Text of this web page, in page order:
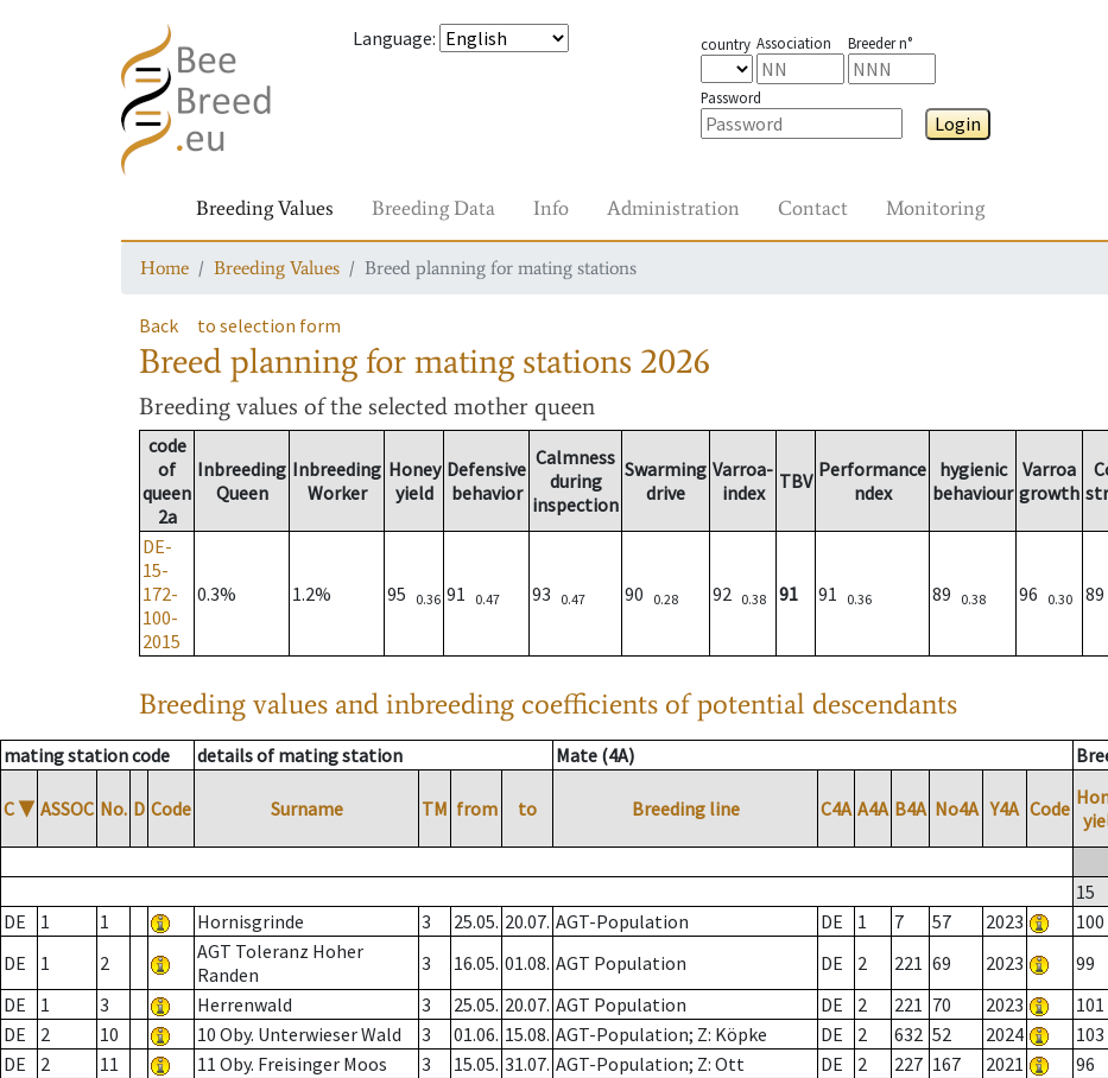
Language: country Association Breeder n°
Password
Login
Breeding Values Breeding Data Info Administration Contact Monitoring
Home Breeding Values Breed planning for mating stations
Back to selection form
Breed planning for mating stations 2026
Breeding values of the selected mother queen
code
of
queen
2a
Inbreeding
Queen
Inbreeding
Worker
Honey
yield
Defensive
behavior
Calmness
during
inspection
Swarming
drive
Varroa-
index
TBV Performance
ndex
hygienic
behaviour
Varroa
growth
DE-
15-
172-
100-
2015
0.3% 1.2% 95 0.36 91 0.47 93 0.47 90 0.28 92 0.38 91 91 0.36 89 0.38 96 0.30 89
Breeding values and inbreeding coefficients of potential descendants
mating station code details of mating station Mate (4A)
C ▼ ASSOC No. D Code Surname TM from to Breeding line C4A A4A B4A No4A Y4A Code
15
DE
1 1 Hornisgrinde 3 25.05. 20.07. AGT-Population DE 1 7 57 2023 100
DE
1 2
AGT Toleranz Hoher
Randen
3 16.05. 01.08. AGT Population DE 2 221 69 2023 99
DE
1 3 Herrenwald 3 25.05. 20.07. AGT Population DE 2 221 70 2023 101
DE
2 10 10 Oby. Unterwieser Wald 3 01.06. 15.08. AGT-Population; Z: Köpke DE 2 632 52 2024 103
DE
2 11 11 Oby. Freisinger Moos 3 15.05. 31.07. AGT-Population; Z: Ott DE 2 227 167 2021 96